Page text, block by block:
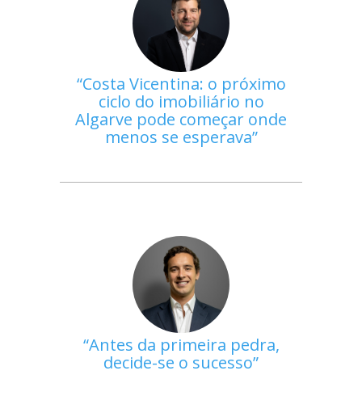
Costa Vicentina: o próximo
ciclo do imobiliário no
Algarve pode começar onde
menos se esperava
Antes da primeira pedra,
decide-se o sucesso